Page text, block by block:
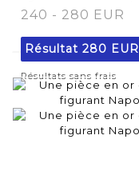
240 - 280 EUR
Résultat 280 EUR
Résultats sans frais